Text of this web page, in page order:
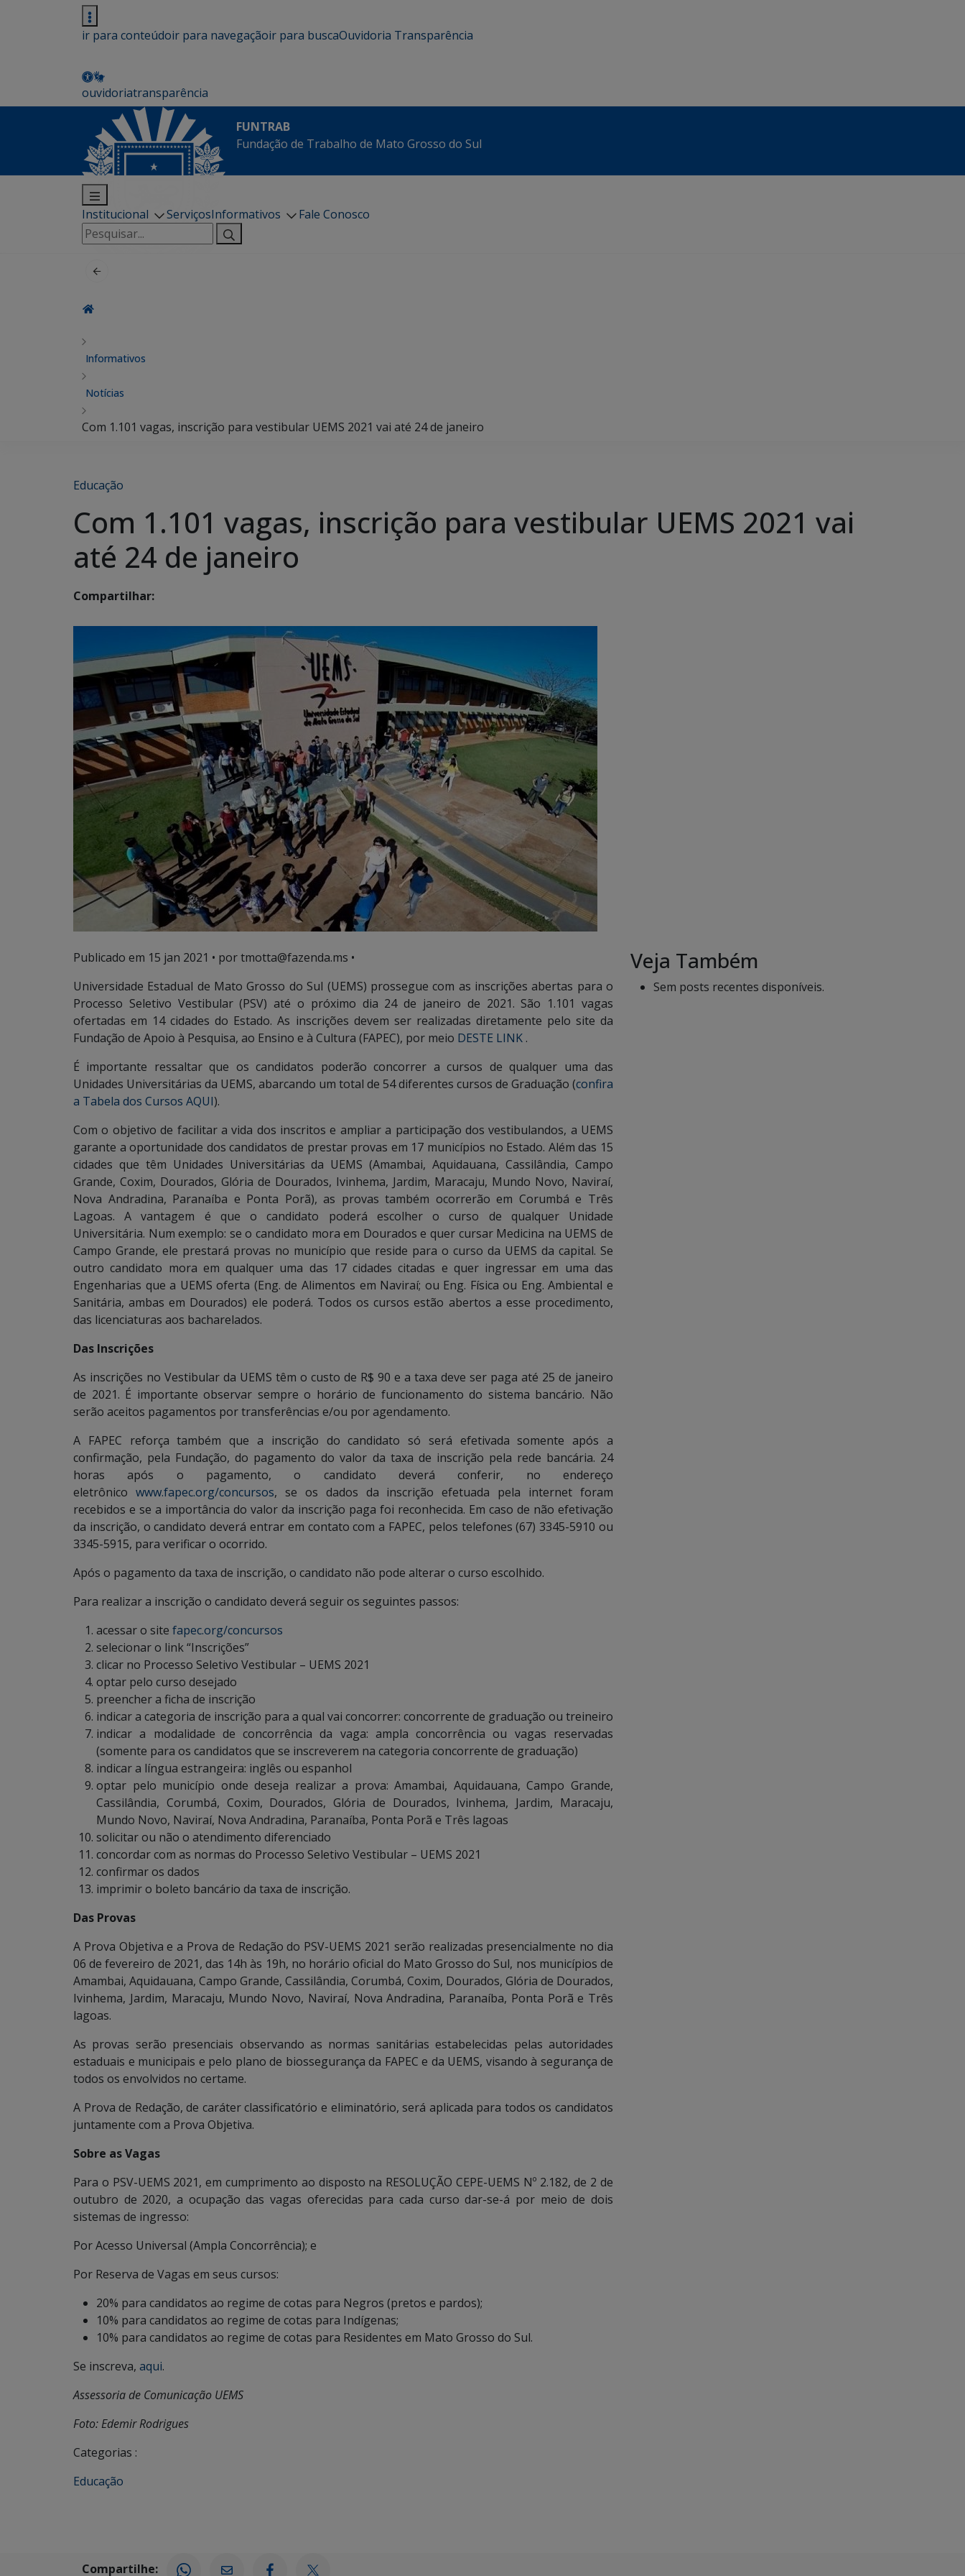
ir para conteúdoir para navegaçãoir para buscaOuvidoria Transparência
ouvidoriatransparência
FUNTRAB
Fundação de Trabalho de Mato Grosso do Sul
Institucional ServiçosInformativos
Fale Conosco
Pesquisar
por:
Informativos
Notícias
Com 1.101 vagas, inscrição para vestibular UEMS 2021 vai até 24 de janeiro
Educação
Com 1.101 vagas, inscrição para vestibular UEMS 2021 vai
até 24 de janeiro
Compartilhar:
Publicado em 15 jan 2021 • por tmotta@fazenda.ms •
Universidade Estadual de Mato Grosso do Sul (UEMS) prossegue com as inscrições abertas para o
Processo Seletivo Vestibular (PSV) até o próximo dia 24 de janeiro de 2021. São 1.101 vagas
ofertadas em 14 cidades do Estado. As inscrições devem ser realizadas diretamente pelo site da
Fundação de Apoio à Pesquisa, ao Ensino e à Cultura (FAPEC), por meio DESTE LINK .
É importante ressaltar que os candidatos poderão concorrer a cursos de qualquer uma das
Unidades Universitárias da UEMS, abarcando um total de 54 diferentes cursos de Graduação (confira
a Tabela dos Cursos AQUI).
Com o objetivo de facilitar a vida dos inscritos e ampliar a participação dos vestibulandos, a UEMS
garante a oportunidade dos candidatos de prestar provas em 17 municípios no Estado. Além das 15
cidades que têm Unidades Universitárias da UEMS (Amambai, Aquidauana, Cassilândia, Campo
Grande, Coxim, Dourados, Glória de Dourados, Ivinhema, Jardim, Maracaju, Mundo Novo, Naviraí,
Nova Andradina, Paranaíba e Ponta Porã), as provas também ocorrerão em Corumbá e Três
Lagoas. A vantagem é que o candidato poderá escolher o curso de qualquer Unidade
Universitária. Num exemplo: se o candidato mora em Dourados e quer cursar Medicina na UEMS de
Campo Grande, ele prestará provas no município que reside para o curso da UEMS da capital. Se
outro candidato mora em qualquer uma das 17 cidades citadas e quer ingressar em uma das
Engenharias que a UEMS oferta (Eng. de Alimentos em Naviraí; ou Eng. Física ou Eng. Ambiental e
Sanitária, ambas em Dourados) ele poderá. Todos os cursos estão abertos a esse procedimento,
das licenciaturas aos bacharelados.
Das Inscrições
As inscrições no Vestibular da UEMS têm o custo de R$ 90 e a taxa deve ser paga até 25 de janeiro
de 2021. É importante observar sempre o horário de funcionamento do sistema bancário. Não
serão aceitos pagamentos por transferências e/ou por agendamento.
A FAPEC reforça também que a inscrição do candidato só será efetivada somente após a
confirmação, pela Fundação, do pagamento do valor da taxa de inscrição pela rede bancária. 24
horas após o pagamento, o candidato deverá conferir, no endereço
eletrônico www.fapec.org/concursos, se os dados da inscrição efetuada pela internet foram
recebidos e se a importância do valor da inscrição paga foi reconhecida. Em caso de não efetivação
da inscrição, o candidato deverá entrar em contato com a FAPEC, pelos telefones (67) 3345-5910 ou
3345-5915, para verificar o ocorrido.
Após o pagamento da taxa de inscrição, o candidato não pode alterar o curso escolhido.
Para realizar a inscrição o candidato deverá seguir os seguintes passos:
acessar o site fapec.org/concursos
selecionar o link “Inscrições”
clicar no Processo Seletivo Vestibular – UEMS 2021
optar pelo curso desejado
preencher a ficha de inscrição
indicar a categoria de inscrição para a qual vai concorrer: concorrente de graduação ou treineiro
indicar a modalidade de concorrência da vaga: ampla concorrência ou vagas reservadas
(somente para os candidatos que se inscreverem na categoria concorrente de graduação)
indicar a língua estrangeira: inglês ou espanhol
optar pelo município onde deseja realizar a prova: Amambai, Aquidauana, Campo Grande,
Cassilândia, Corumbá, Coxim, Dourados, Glória de Dourados, Ivinhema, Jardim, Maracaju,
Mundo Novo, Naviraí, Nova Andradina, Paranaíba, Ponta Porã e Três lagoas
solicitar ou não o atendimento diferenciado
concordar com as normas do Processo Seletivo Vestibular – UEMS 2021
confirmar os dados
imprimir o boleto bancário da taxa de inscrição.
Das Provas
A Prova Objetiva e a Prova de Redação do PSV-UEMS 2021 serão realizadas presencialmente no dia
06 de fevereiro de 2021, das 14h às 19h, no horário oficial do Mato Grosso do Sul, nos municípios de
Amambai, Aquidauana, Campo Grande, Cassilândia, Corumbá, Coxim, Dourados, Glória de Dourados,
Ivinhema, Jardim, Maracaju, Mundo Novo, Naviraí, Nova Andradina, Paranaíba, Ponta Porã e Três
lagoas.
As provas serão presenciais observando as normas sanitárias estabelecidas pelas autoridades
estaduais e municipais e pelo plano de biossegurança da FAPEC e da UEMS, visando à segurança de
todos os envolvidos no certame.
A Prova de Redação, de caráter classificatório e eliminatório, será aplicada para todos os candidatos
juntamente com a Prova Objetiva.
Sobre as Vagas
Para o PSV-UEMS 2021, em cumprimento ao disposto na RESOLUÇÃO CEPE-UEMS Nº 2.182, de 2 de
outubro de 2020, a ocupação das vagas oferecidas para cada curso dar-se-á por meio de dois
sistemas de ingresso:
Por Acesso Universal (Ampla Concorrência); e
Por Reserva de Vagas em seus cursos:
20% para candidatos ao regime de cotas para Negros (pretos e pardos);
10% para candidatos ao regime de cotas para Indígenas;
10% para candidatos ao regime de cotas para Residentes em Mato Grosso do Sul.
Se inscreva, aqui.
Assessoria de Comunicação UEMS
Foto: Edemir Rodrigues
Categorias :
Educação
Veja Também
Sem posts recentes disponíveis.
Compartilhe: